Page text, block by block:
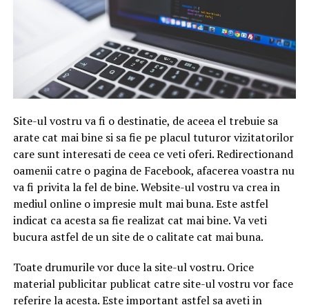
Site-ul vostru va fi o destinatie, de aceea el trebuie sa
arate cat mai bine si sa fie pe placul tuturor vizitatorilor
care sunt interesati de ceea ce veti oferi. Redirectionand
oamenii catre o pagina de Facebook, afacerea voastra nu
va fi privita la fel de bine. Website-ul vostru va crea in
mediul online o impresie mult mai buna. Este astfel
indicat ca acesta sa fie realizat cat mai bine. Va veti
bucura astfel de un site de o calitate cat mai buna.
Toate drumurile vor duce la site-ul vostru. Orice
material publicitar publicat catre site-ul vostru vor face
referire la acesta. Este important astfel sa aveti in